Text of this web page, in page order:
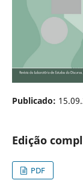
Publicado:
Edição
PDF